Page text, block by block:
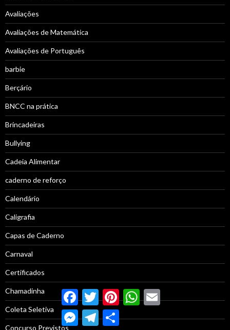
Avaliações
Avaliações de Matemática
Avaliações de Português
barbie
Berçário
BNCC na prática
Brincadeiras
Bullying
Cadeia Alimentar
caderno de reforço
Calendário
Caligrafia
Capas de Caderno
Carnaval
Certificados
Chamadinha
Coleta Seletiva
Concurso Previstos
FacebookTwitterPinterestWhatsApp
MessengerTelegram